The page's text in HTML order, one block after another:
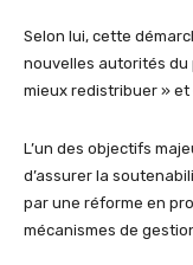
Selon lui, cette
nouvelles autorités du
mieux redistribuer » et
L’un des objectifs
d’assurer la
par une réforme en
mécanismes de